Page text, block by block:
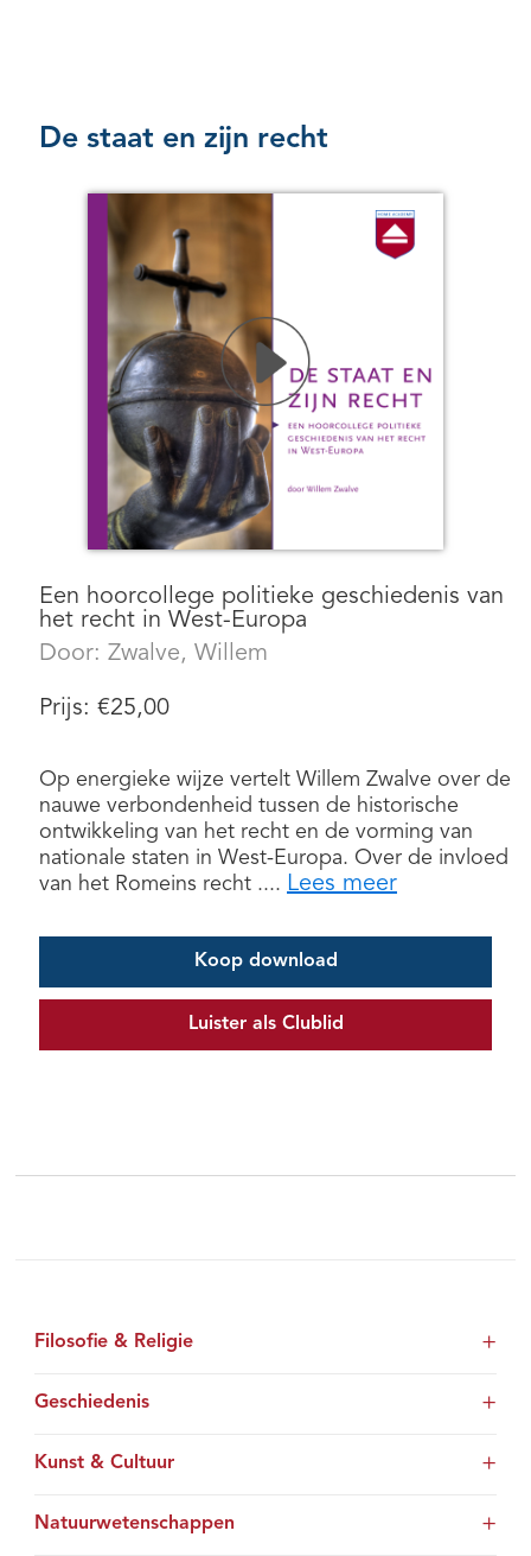
De staat en zijn recht
Een hoorcollege politieke geschiedenis van
het recht in West-Europa
Door: Zwalve, Willem
Prijs: €25,00
Op energieke wijze vertelt Willem Zwalve over de
nauwe verbondenheid tussen de historische
ontwikkeling van het recht en de vorming van
nationale staten in West-Europa. Over de invloed
van het Romeins recht .... Lees meer
Koop download
Luister als Clublid
Filosofie & Religie
Geschiedenis
Kunst & Cultuur
Natuurwetenschappen